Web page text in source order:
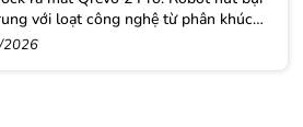
với loạt công nghệ từ phân khúc